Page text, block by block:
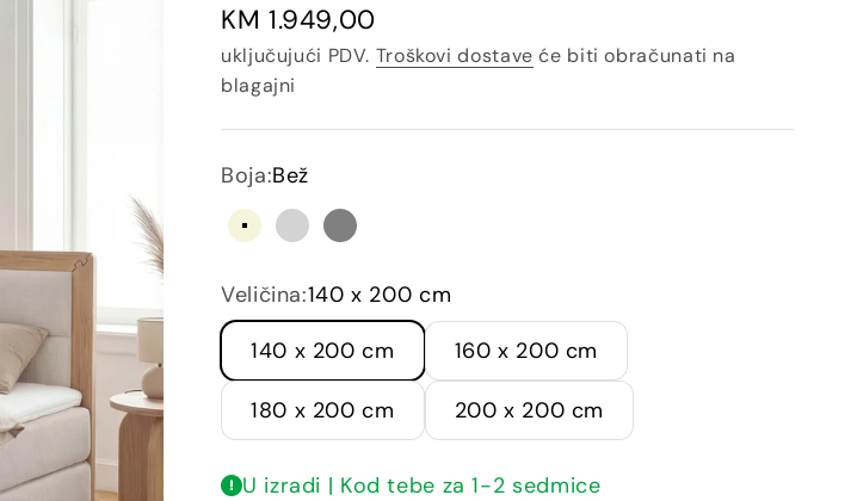
Ponuda
KM 1.949,00
uključujući PDV. Troškovi dostave će biti obračunati na
blagajni
Boja:Bež
Bež Svijetlosiva
Siva
Veličina:140 x 200 cm
140 x 200 cm
160 x 200 cm
180 x 200 cm 200 x 200 cm
U izradi | Kod tebe za 1-2 sedmice